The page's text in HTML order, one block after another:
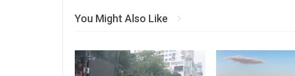
You Might Also Like